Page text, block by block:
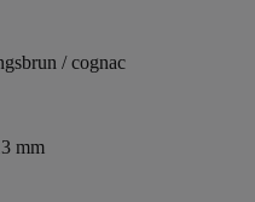
/ cognac
mm